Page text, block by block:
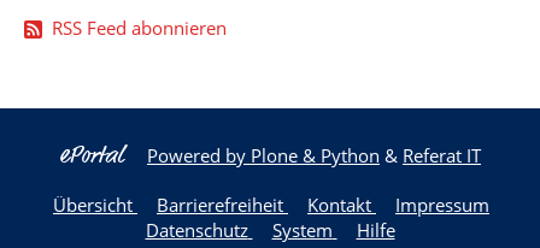
RSS Feed abonnieren
ePortal Powered by Plone & Python & Referat IT
Übersicht Barrierefreiheit Kontakt
Impressum
Datenschutz
System Hilfe